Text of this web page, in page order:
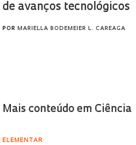
de avanços tecnológicos
POR MARIELLA BODEMEIER L. CAREAGA
Mais conteúdo em Ciência
ELEMENTAR